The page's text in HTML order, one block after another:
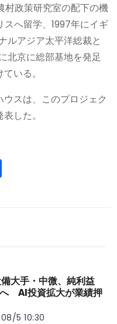
村政策研究室の配下の機
へ留学、1997年にイギ
ルアジア太平洋総裁と
北京に総部基地を発足
いる。
スは、このプロジェク
した。
大手・中微、純利益
AI投資拡大が業績押
5 10:30